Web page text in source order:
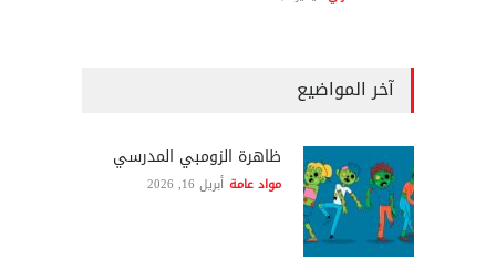
آخر المواضيع
ظاهرة الزومبي المدرسي
مواد عامة أبريل 16, 2026